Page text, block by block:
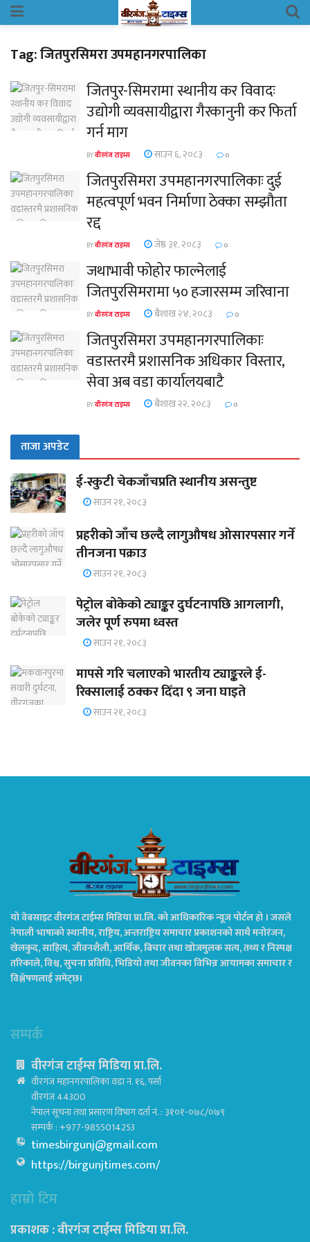
Tag:जितपुरसिमरा उपमहानगरपालिका
जितपुर-सिमरामा स्थानीय कर विवादः
उद्योगी व्यवसायीद्वारा गैरकानुनी कर फिर्ता
गर्न माग
BYवीरगंज टाइम्स साउन ६, २०८३ 0
जितपुरसिमरा उपमहानगरपालिकाः दुई
महत्वपूर्ण भवन निर्माणा ठेक्का सम्झौता
रद्द
BYवीरगंज टाइम्स जेष्ठ ३१, २०८३ 0
जथाभावी फोहोर फाल्नेलाई
जितपुरसिमरामा ५० हजारसम्म जरिवाना
BYवीरगंज टाइम्स बैशाख २४, २०८३ 0
जितपुरसिमरा उपमहानगरपालिकाः
वडास्तरमै प्रशासनिक अधिकार विस्तार,
सेवा अब वडा कार्यालयबाटै
BYवीरगंज टाइम्स बैशाख २२, २०८३ 0
ताजा अपडेट
ई-स्कुटी चेकजाँचप्रति स्थानीय असन्तुष्ट
साउन २१, २०८३
प्रहरीको जाँच छल्दै लागुऔषध ओसारपसार गर्ने
तीनजना पक्राउ
साउन २१, २०८३
पेट्रोल बोकेको ट्याङ्कर दुर्घटनापछि आगलागी,
जलेर पूर्ण रुपमा ध्वस्त
साउन २१, २०८३
मापसे गरि चलाएको भारतीय ट्याङ्करले ई-
रिक्सालाई ठक्कर दिँदा ९ जना घाइते
साउन २१, २०८३
यो वेबसाइट वीरगंज टाईम्स मिडिया प्रा.लि. को आधिकारिक न्यूज पोर्टल हो । जसले
नेपाली भाषाको स्थानीय, राष्ट्रिय, अन्तराष्ट्रिय समाचार प्रकाशनको साथै मनोरंजन,
खेलकुद, साहित्य, जीवनशैली, आर्थिक, बिचार तथा खोजमुलक सत्य, तथ्य र निस्पक्ष
तरिकाले, विश्व, सुचना प्रविधि, भिडियो तथा जीवनका विभिन्न आयामका समाचार र
विश्लेषणलाई समेट्छ।
सम्पर्क
वीरगंज टाईम्स मिडिया प्रा.लि.
वीरगंज महानगरपालिका वडा नं. १६, पर्सा
वीरगंज 44300
नेपाल सूचना तथा प्रसारण विभाग दर्ता नं. : ३१०१-०७८/०७९
सम्पर्क : +977-9855014253
timesbirgunj@gmail.com
https://birgunjtimes.com/
हाम्रो टिम
प्रकाशक : वीरगंज टाईम्स मिडिया प्रा‍.लि.